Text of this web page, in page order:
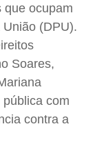
que ocupam
(DPU).
Soares,
com
contra a